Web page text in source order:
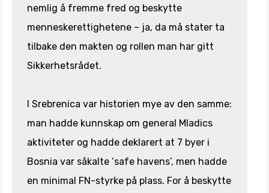
nemlig å fremme fred og beskytte
menneskerettighetene – ja, da må stater ta
tilbake den makten og rollen man har gitt
Sikkerhetsrådet.
I Srebrenica var historien mye av den samme:
man hadde kunnskap om general Mladics
aktiviteter og hadde deklarert at 7 byer i
Bosnia var såkalte ‘safe havens’, men hadde
en minimal FN-styrke på plass. For å beskytte